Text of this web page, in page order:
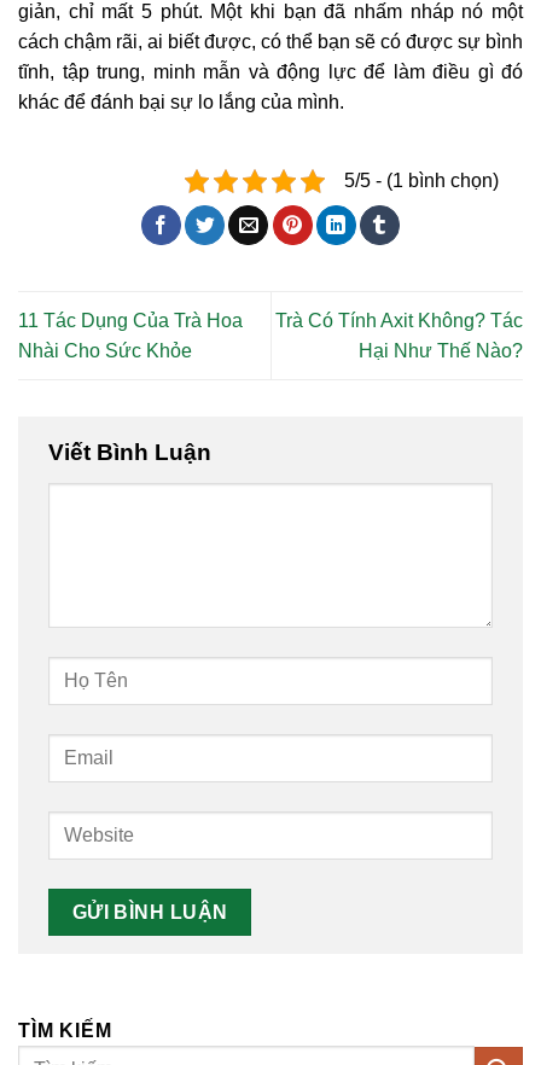
giản, chỉ mất 5 phút. Một khi bạn đã nhấm nháp nó một
cách chậm rãi, ai biết được, có thể bạn sẽ có được sự bình
tĩnh, tập trung, minh mẫn và động lực để làm điều gì đó
khác để đánh bại sự lo lắng của mình.
5/5 - (1 bình chọn)
11 Tác Dụng Của Trà Hoa
Nhài Cho Sức Khỏe
Trà Có Tính Axit Không? Tác
Hại Như Thế Nào?
Viết Bình Luận
TÌM KIẾM